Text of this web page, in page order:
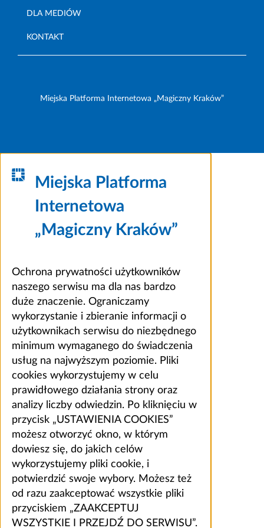
DLA MEDIÓW
KONTAKT
Miejska Platforma Internetowa „Magiczny Kraków”
Miejska Platforma
Internetowa
„Magiczny Kraków”
Ochrona prywatności użytkowników
naszego serwisu ma dla nas bardzo
duże znaczenie. Ograniczamy
wykorzystanie i zbieranie informacji o
użytkownikach serwisu do niezbędnego
minimum wymaganego do świadczenia
usług na najwyższym poziomie. Pliki
cookies wykorzystujemy w celu
prawidłowego działania strony oraz
analizy liczby odwiedzin. Po kliknięciu w
przycisk „USTAWIENIA COOKIES”
możesz otworzyć okno, w którym
dowiesz się, do jakich celów
wykorzystujemy pliki cookie, i
potwierdzić swoje wybory. Możesz też
od razu zaakceptować wszystkie pliki
przyciskiem „ZAAKCEPTUJ
WSZYSTKIE I PRZEJDŹ DO SERWISU”.